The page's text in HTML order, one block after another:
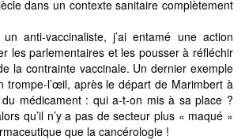
dans un contexte sanitaire complètement
anti-vaccinaliste, j’ai entamé une action
les parlementaires et les pousser à réfléchir
la contrainte vaccinale. Un dernier exemple
trompe-l’œil, après le départ de Marimbert à
du médicament : qui a-t-on mis à sa place ?
qu’il n’y a pas de secteur plus « maqué »
que la cancérologie !